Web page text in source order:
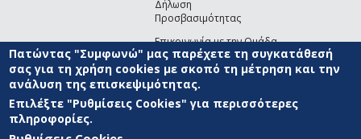
Δήλωση
Προσβασιμότητας
Επικοινωνία με την Ομάδα
Ανάπτυξης του site(link sends e-mail)
© ΠΑΝΕΠΙΣΤΗΜΙΟ ΑΙΓΑΙΟΥ ΟΡΟΙ ΧΡΗΣΗΣ
ΑΝΑΠΤΥΞΗΣ
Πατώντας "Συμφωνώ" μας παρέχετε τη συγκατάθεσή
σας για τη χρήση cookies με σκοπό τη μέτρηση και την
ανάλυση της επισκεψιμότητας.
Επιλέξτε "Ρυθμίσεις Cookies" για περισσότερες
πληροφορίες.